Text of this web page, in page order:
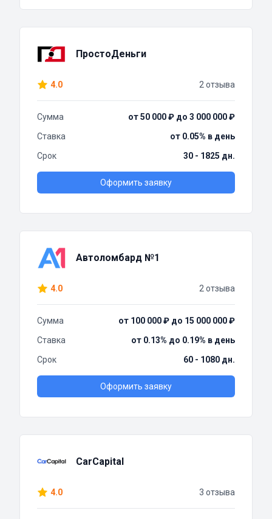
ПростоДеньги
4.0 2 отзыва
Сумма
от 50 000 ₽ до 3 000 000 ₽
Ставка
от 0.05% в день
Срок
30 - 1825 дн.
Оформить заявку
Автоломбард №1
4.0 2 отзыва
Сумма
от 100 000 ₽ до 15 000 000 ₽
Ставка
от 0.13% до 0.19% в день
Срок
60 - 1080 дн.
Оформить заявку
CarCapital
4.0 3 отзыва